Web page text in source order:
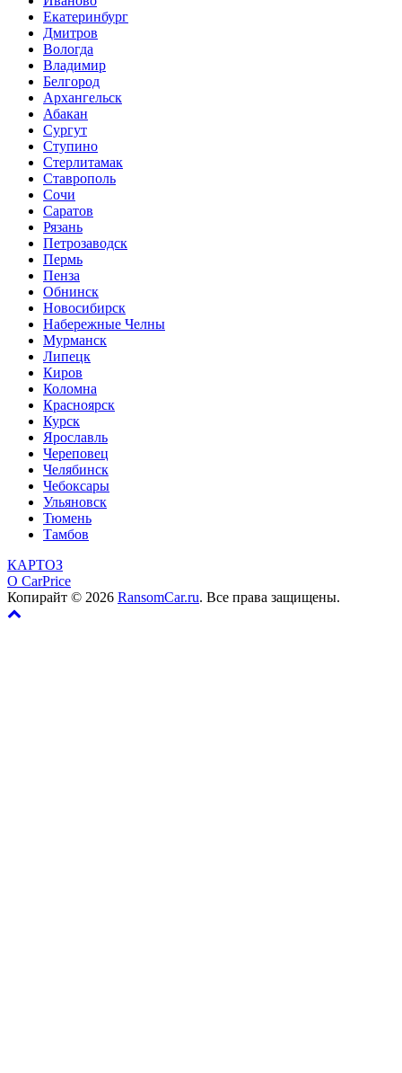
Екатеринбург
Дмитров
Вологда
Владимир
Белгород
Архангельск
Абакан
Сургут
Ступино
Стерлитамак
Ставрополь
Сочи
Саратов
Рязань
Петрозаводск
Пермь
Пенза
Обнинск
Новосибирск
Набережные Челны
Мурманск
Липецк
Киров
Коломна
Красноярск
Курск
Ярославль
Череповец
Челябинск
Чебоксары
Ульяновск
Тюмень
Тамбов
КАРТОЗ
О CarPrice
Копирайт © 2026 RansomCar.ru. Все права защищены.